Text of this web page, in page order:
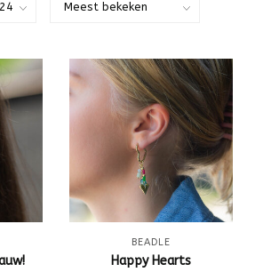
BEADLE
Happy Hearts